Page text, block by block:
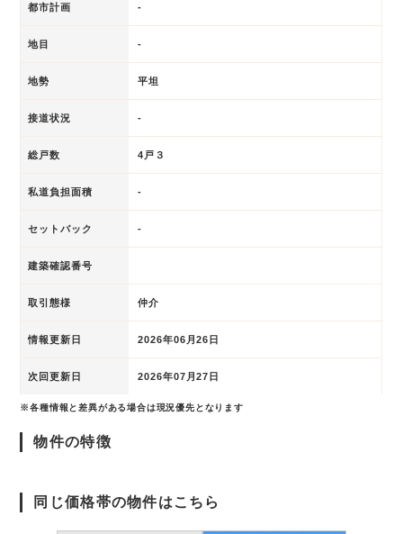
都市計画 -
地目 -
地勢 平坦
接道状況 -
総戸数 4戸３
私道負担面積 -
セットバック -
建築確認番号
取引態様 仲介
情報更新日 2026年06月26日
次回更新日 2026年07月27日
※各種情報と差異がある場合は現況優先となります
物件の特徴
同じ価格帯の物件はこちら